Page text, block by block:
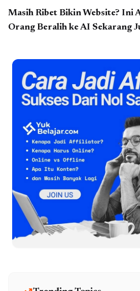
Masih Ribet Bikin Website? Ini
Orang Beralih ke AI Sekarang